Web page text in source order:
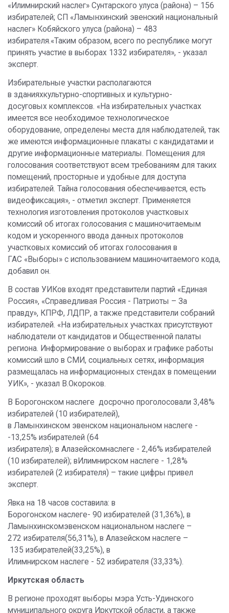
«Илимнирский наслег» Сунтарского улуса (района) – 156
избирателей; СП «Ламынхинский эвенский национальный
наслег» Кобяйского улуса (района) – 483
избирателя.«Таким образом, всего по республике могут
принять участие в выборах 1332 избирателя», - указал
эксперт.
Избирательные участки располагаются
в зданияхкультурно-спортивных и культурно-
досуговых комплексов. «На избирательных участках
имеется все необходимое технологическое
оборудование, определены места для наблюдателей, так
же имеются информационные плакаты с кандидатами и
другие информационные материалы. Помещения для
голосования соответствуют всем требованиям для таких
помещений, просторные и удобные для доступа
избирателей. Тайна голосования обеспечивается, есть
видеофиксация», - отметил эксперт. Применяется
технология изготовления протоколов участковых
комиссий об итогах голосования с машиночитаемым
кодом и ускоренного ввода данных протоколов
участковых комиссий об итогах голосования в
ГАС «Выборы» с использованием машиночитаемого кода,
добавил он.
В состав УИКов входят представители партий «Единая
Россия», «Справедливая Россия - Патриоты – За
правду», КПРФ, ЛДПР, а также представители собраний
избирателей. «На избирательных участках присутствуют
наблюдатели от кандидатов и Общественной палаты
региона. Информирование о выборах и графике работы
комиссий шло в СМИ, социальных сетях, информация
размещалась на информационных стендах в помещении
УИК», - указал В.Окороков.
В Борогонском наслеге досрочно проголосовали 3,48%
избирателей (10 избирателей),
в Ламынхинском эвенском национальном наслеге -
-13,25% избирателей (64
избирателя); в Алазейскомнаслеге - 2,46% избирателей
(10 избирателей); вИлимнирском наслеге - 1,28%
избирателей (2 избирателя) – такие цифры привел
эксперт.
Явка на 18 часов составила: в
Борогонском наслеге- 90 избирателей (31,36%), в
Ламынхинскомэвенском национальном наслеге –
272 избирателя(56,31%), в Алазейском наслеге –
135 избирателей(33,25%), в
Илимнирском наслеге - 52 избирателя (33,33%).
Иркутская область
В регионе проходят выборы мэра Усть-Удинского
муниципального округа Иркутской области, а также